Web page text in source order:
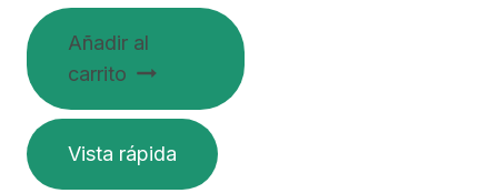
Añadir al
carrito
Vista rápida